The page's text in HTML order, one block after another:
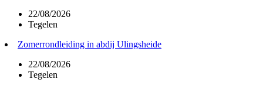
22/08/2026
Tegelen
Zomerrondleiding in abdij Ulingsheide
22/08/2026
Tegelen